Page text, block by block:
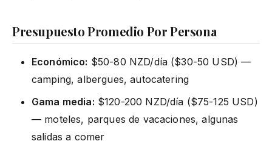
Presupuesto Promedio Por Persona
Económico: $50-80 NZD/día ($30-50 USD) —
camping, albergues, autocatering
Gama media: $120-200 NZD/día ($75-125 USD)
— moteles, parques de vacaciones, algunas
salidas a comer